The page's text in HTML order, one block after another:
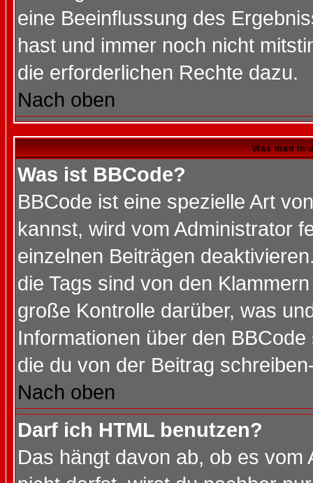
eine Beeinflussung des
hast und immer noch nicht
die erforderlichen Rechte dazu.
Nach oben
Was man in
Was ist BBCode?
BBCode ist eine spezielle Art
kannst, wird vom Administrator
einzelnen Beiträgen
die Tags sind von den
große Kontrolle darüber, was
Informationen über den
die du von der Beitrag
Nach oben
Darf ich HTML benutzen?
Das hängt davon ab, ob es